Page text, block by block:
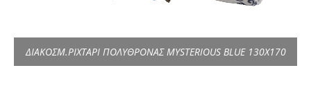
ΔΙΑΚΟΣΜ.ΡΙΧΤΑΡΙ ΠΟΛΥΘΡΟΝΑΣ MYSTERIOUS BLUE 130X170